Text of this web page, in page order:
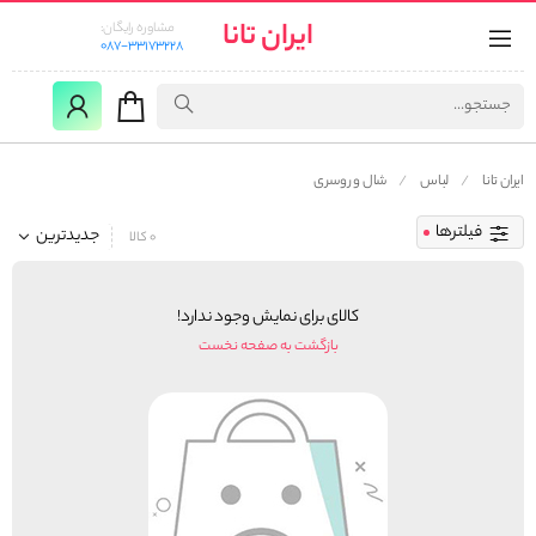
ایران تانا
مشاوره رایگان:
087-33173228
ایران تانا لباس شال و روسری
فیلترها جدیدترین 0 کالا
کالای برای نمایش وجود ندارد!
بازگشت به صفحه نخست